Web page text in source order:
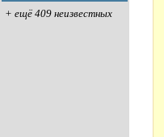
+ ещё 409 неизвестных